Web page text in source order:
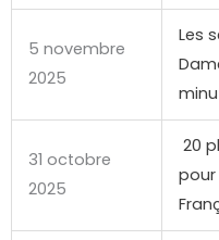
5 novembre
2025
Les
31 octobre
2025
20